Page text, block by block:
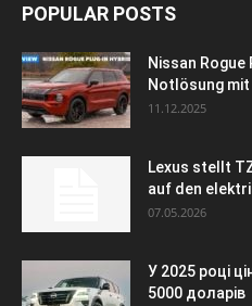
POPULAR POSTS
Nissan Rogue
Notlösung
11.12.2025
Lexus stellt
auf den
07.05.2026
У 2025 році
5000 доларів